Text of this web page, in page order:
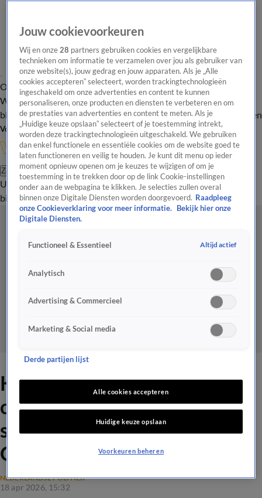
Overzicht Onze programma's Uitzendingen Onze gezichten
In de
WandelgangenInterviewsUitzending
bijwonenPodcastShopVeelgestelde vragenKijkersvraag insturen
Volg Vandaag Inside
Zoeken
UitzendingenVandaag InsideDe OranjezomerShopUitzending
bijwonen
Kabinet activeert landelijk
crisisplan olie door
spanningen in Midden-
Oosten
NEDERLANDSE POLITIEK
18 apr 2026, 15:32
Jouw cookievoorkeuren
Wij en onze28 partners gebruiken cookies en vergelijkbare
technieken om informatie te verzamelen over jou als gebruiker van
onze website(s), jouw gedrag en jouw apparaten. Als je „Alle
cookies accepteren” selecteert, worden trackingtechnologieën
ingeschakeld om onze advertenties en content te kunnen
personaliseren, onze producten en diensten te verbeteren en om
de prestaties van advertenties en content te meten. Als je
„Huidige keuze opslaan” selecteert of je toestemming intrekt,
worden deze trackingtechnologieën uitgeschakeld. We gebruiken
dan enkel functionele en essentiële cookies om de website goed te
laten functioneren en veilig te houden. Je kunt dit menu op ieder
moment opnieuw openen om je keuzes te wijzigen of om je
toestemming in te trekken door op de link Cookie-instellingen
onder aan de webpagina te klikken. Je selecties zullen overal
binnen onze Digitale Diensten worden doorgevoerd. Raadpleeg
onze Cookieverklaring voor meer informatie.
Bekijk hier onze
Digitale Diensten.
Functioneel & Essentieel Altijd actief
Analytisch
Advertising & Commercieel
Marketing & Social media
Derde partijen lijst
Alle cookies accepteren
Huidige keuze opslaan
Voorkeuren beheren